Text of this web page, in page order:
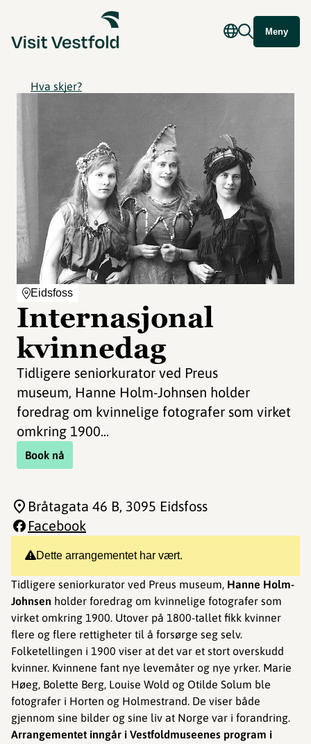
Meny
Hva skjer?
Eidsfoss
Internasjonal
kvinnedag
Tidligere seniorkurator ved Preus
museum, Hanne Holm-Johnsen holder
foredrag om kvinnelige fotografer som virket
omkring 1900...
Book nå
Dette arrangementet har vært.
Tidligere seniorkurator ved Preus museum, Hanne Holm-
Johnsen holder foredrag om kvinnelige fotografer som
virket omkring 1900. Utover på 1800-tallet fikk kvinner
flere og flere rettigheter til å forsørge seg selv.
Folketellingen i 1900 viser at det var et stort overskudd
kvinner. Kvinnene fant nye levemåter og nye yrker. Marie
Høeg, Bolette Berg, Louise Wold og Otilde Solum ble
fotografer i Horten og Holmestrand. De viser både
gjennom sine bilder og sine liv at Norge var i forandring.
Arrangementet inngår i Vestfoldmuseenes program i
Bråtagata 46 B, 3095 Eidsfoss
Facebook